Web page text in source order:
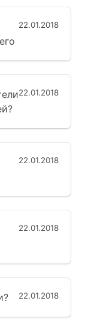
22.01.2018
22.01.2018
22.01.2018
22.01.2018
22.01.2018